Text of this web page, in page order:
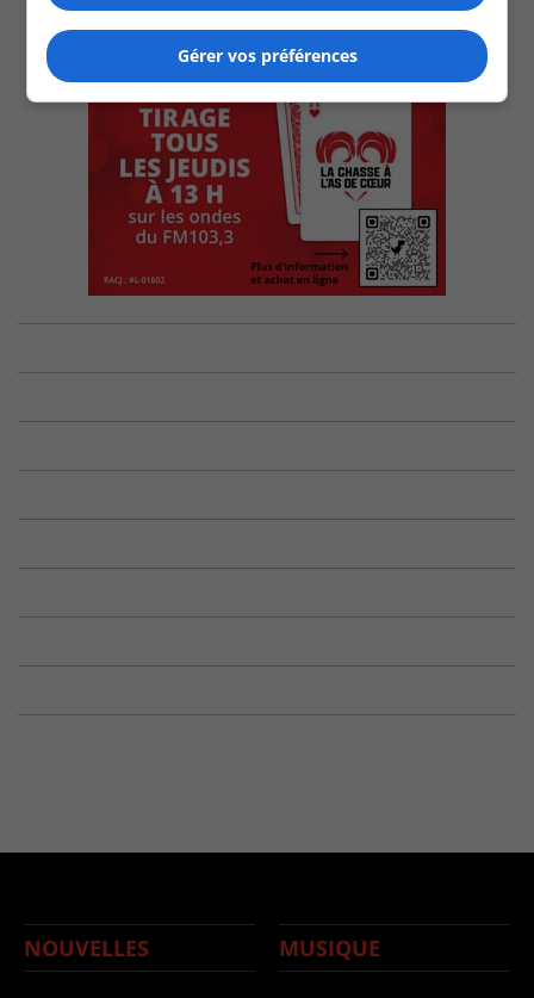
NOUVELLES MUSIQUE
Gérer vos préférences